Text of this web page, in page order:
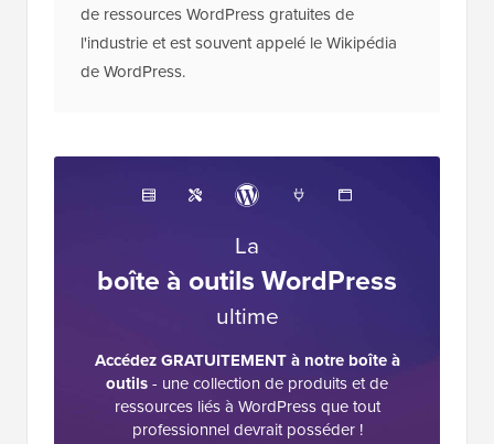
de ressources WordPress gratuites de
l'industrie et est souvent appelé le Wikipédia
de WordPress.
La
boîte à outils WordPress
ultime
Accédez GRATUITEMENT à notre boîte à
outils- une collection de produits et de
ressources liés à WordPress que tout
professionnel devrait posséder !